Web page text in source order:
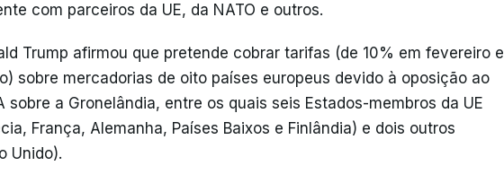
com parceiros da UE, da NATO e outros.
Trump afirmou que pretende cobrar tarifas (de 10% em fevereiro e
sobre mercadorias de oito países europeus devido à oposição ao
sobre a Gronelândia, entre os quais seis Estados-membros da UE
França, Alemanha, Países Baixos e Finlândia) e dois outros
Unido).